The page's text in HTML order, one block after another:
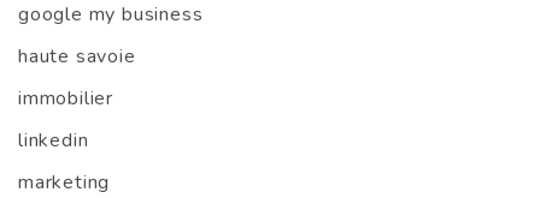
google my business
haute savoie
immobilier
linkedin
marketing